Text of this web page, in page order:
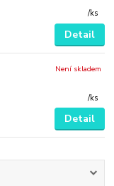
/ks
Detail
/ks
Není skladem
Detail